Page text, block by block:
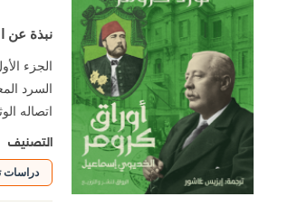
نبذة عن
السرد
اتصاله
التصنيف
دراسات